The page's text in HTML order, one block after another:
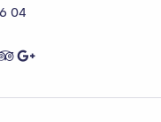
04